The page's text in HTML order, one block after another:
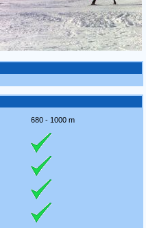
680 - 1000 m